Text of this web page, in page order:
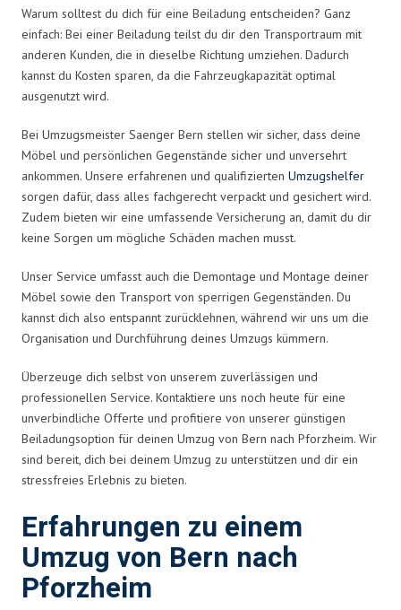
Warum solltest du dich für eine Beiladung entscheiden? Ganz
einfach: Bei einer Beiladung teilst du dir den Transportraum mit
anderen Kunden, die in dieselbe Richtung umziehen. Dadurch
kannst du Kosten sparen, da die Fahrzeugkapazität optimal
ausgenutzt wird.
Bei Umzugsmeister Saenger Bern stellen wir sicher, dass deine
Möbel und persönlichen Gegenstände sicher und unversehrt
ankommen. Unsere erfahrenen und qualifizierten Umzugshelfer
sorgen dafür, dass alles fachgerecht verpackt und gesichert wird.
Zudem bieten wir eine umfassende Versicherung an, damit du dir
keine Sorgen um mögliche Schäden machen musst.
Unser Service umfasst auch die Demontage und Montage deiner
Möbel sowie den Transport von sperrigen Gegenständen. Du
kannst dich also entspannt zurücklehnen, während wir uns um die
Organisation und Durchführung deines Umzugs kümmern.
Überzeuge dich selbst von unserem zuverlässigen und
professionellen Service. Kontaktiere uns noch heute für eine
unverbindliche Offerte und profitiere von unserer günstigen
Beiladungsoption für deinen Umzug von Bern nach Pforzheim. Wir
sind bereit, dich bei deinem Umzug zu unterstützen und dir ein
stressfreies Erlebnis zu bieten.
Erfahrungen zu einem
Umzug von Bern nach
Pforzheim